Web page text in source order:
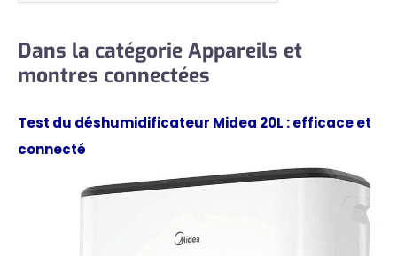
Dans la catégorie Appareils et
montres connectées
Test du déshumidificateur Midea 20L : efficace et
connecté